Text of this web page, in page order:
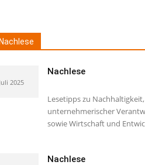
Nachlese
Nachlese
2025
Lesetipps zu Nachhaltigkeit,
unternehmerischer
sowie Wirtschaft und
Nachlese